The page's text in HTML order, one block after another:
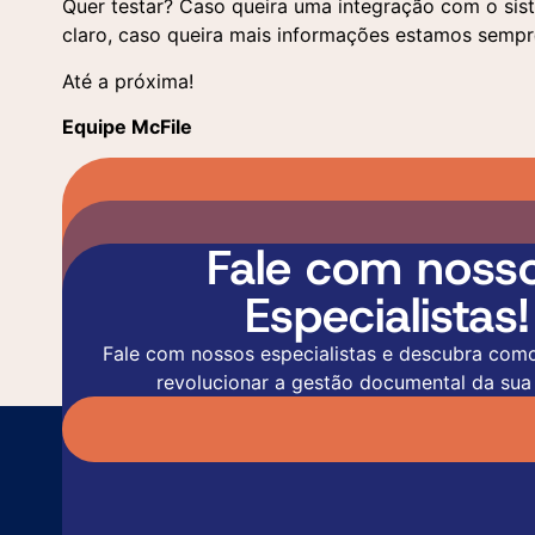
Quer testar? Caso queira uma integração com o
claro, caso queira mais informações estamos
Até a próxima!
Equipe McFile
Fale com
Especialistas!
Fale com nossos especialistas e descubra
revolucionar a gestão documental da sua